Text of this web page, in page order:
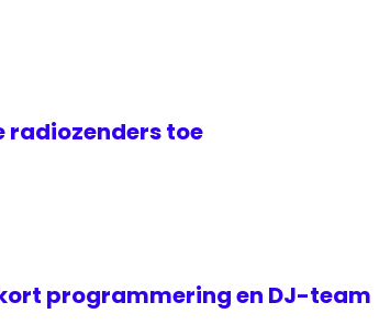
radiozenders toe
programmering en DJ-team